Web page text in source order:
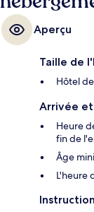
Aperçu
Taille de
Hôtel
Arrivée
Heure
fin de
Âge
L'heure